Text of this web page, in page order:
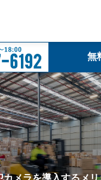
無
カメラを導入するメ